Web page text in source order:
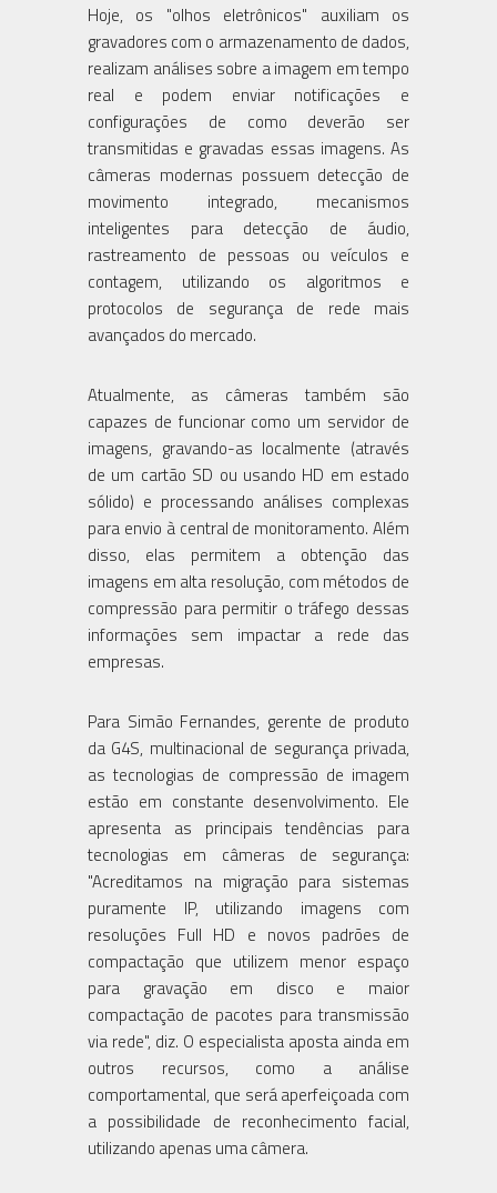
Hoje, os "olhos eletrônicos" auxiliam os
gravadores com o armazenamento de dados,
realizam análises sobre a imagem em tempo
real e podem enviar notificações e
configurações de como deverão ser
transmitidas e gravadas essas imagens. As
câmeras modernas possuem detecção de
movimento integrado, mecanismos
inteligentes para detecção de áudio,
rastreamento de pessoas ou veículos e
contagem, utilizando os algoritmos e
protocolos de segurança de rede mais
avançados do mercado.
Atualmente, as câmeras também são
capazes de funcionar como um servidor de
imagens, gravando-as localmente (através
de um cartão SD ou usando HD em estado
sólido) e processando análises complexas
para envio à central de monitoramento. Além
disso, elas permitem a obtenção das
imagens em alta resolução, com métodos de
compressão para permitir o tráfego dessas
informações sem impactar a rede das
empresas.
Para Simão Fernandes, gerente de produto
da G4S, multinacional de segurança privada,
as tecnologias de compressão de imagem
estão em constante desenvolvimento. Ele
apresenta as principais tendências para
tecnologias em câmeras de segurança:
"Acreditamos na migração para sistemas
puramente IP, utilizando imagens com
resoluções Full HD e novos padrões de
compactação que utilizem menor espaço
para gravação em disco e maior
compactação de pacotes para transmissão
via rede", diz. O especialista aposta ainda em
outros recursos, como a análise
comportamental, que será aperfeiçoada com
a possibilidade de reconhecimento facial,
utilizando apenas uma câmera.